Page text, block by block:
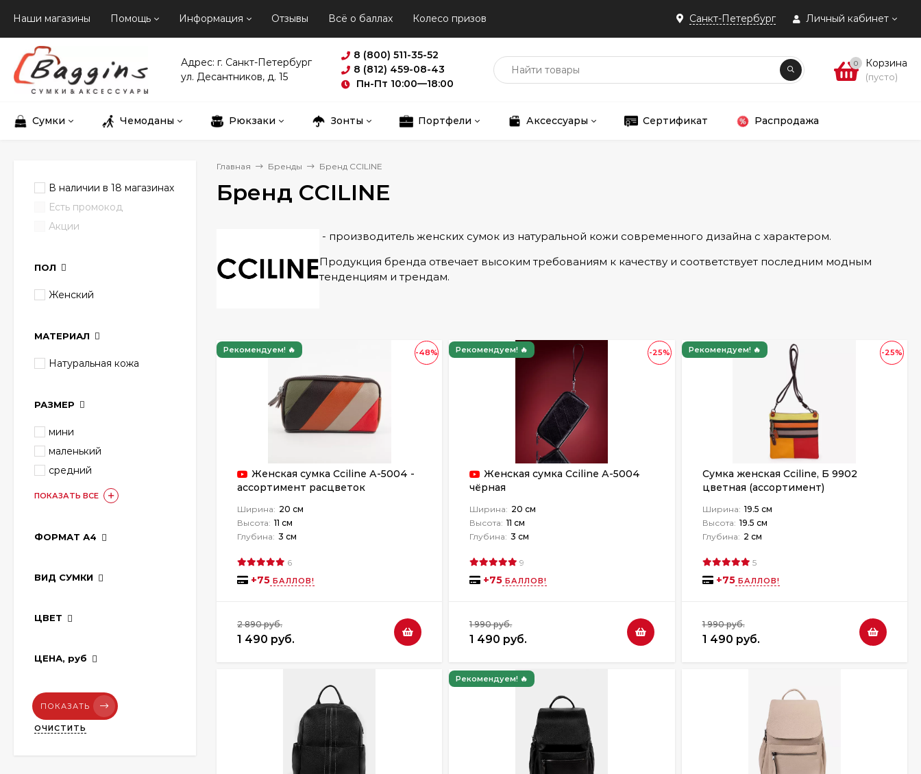
Санкт-Петербург Личный кабинет
Наши магазины Помощь Информация Отзывы Всё о баллах Колесо призов
Адрес: г. Санкт-Петербург
ул. Десантников, д. 15
8 (800) 511-35-52
8 (812) 459-08-43
Пн-Пт 10:00—18:00
0 Корзина
(пусто)
Сумки Чемоданы Рюкзаки Зонты Портфели Аксессуары Сертификат Распродажа
Главная Бренды Бренд CCILINE
Бренд CCILINE
- производитель женских сумок из натуральной кожи современного дизайна с характером.
Продукция бренда отвечает высоким требованиям к качеству и соответствует последним модным
тенденциям и трендам.
-48%
Рекомендуем! 🔥
Женская сумка Cciline А-5004 -
ассортимент расцветок
Ширина: 20 см
Высота: 11 см
Глубина: 3 см
6
+75 БАЛЛОВ!
2 890 руб.
1 490 руб.
-25%
Рекомендуем! 🔥
Женская сумка Cciline А-5004
чёрная
Ширина: 20 см
Высота: 11 см
Глубина: 3 см
9
+75 БАЛЛОВ!
1 990 руб.
1 490 руб.
-25%
Рекомендуем! 🔥
Сумка женская Cciline, Б 9902
цветная (ассортимент)
Ширина: 19.5 см
Высота: 19.5 см
Глубина: 2 см
5
+75БАЛЛОВ!
1 990 руб.
1 490 руб.
Рекомендуем! 🔥
В наличии в 18 магазинах
Есть промокод
Акции
ПОЛ
Женский
МАТЕРИАЛ
Натуральная кожа
РАЗМЕР
мини
маленький
средний
ПОКАЗАТЬ ВСЕ
ФОРМАТ А4
ВИД СУМКИ
ЦВЕТ
ЦЕНА, руб
ПОКАЗАТЬ
ОЧИСТИТЬ
Чемодан Weina Б01-
2 990 руб.
2 590 руб.